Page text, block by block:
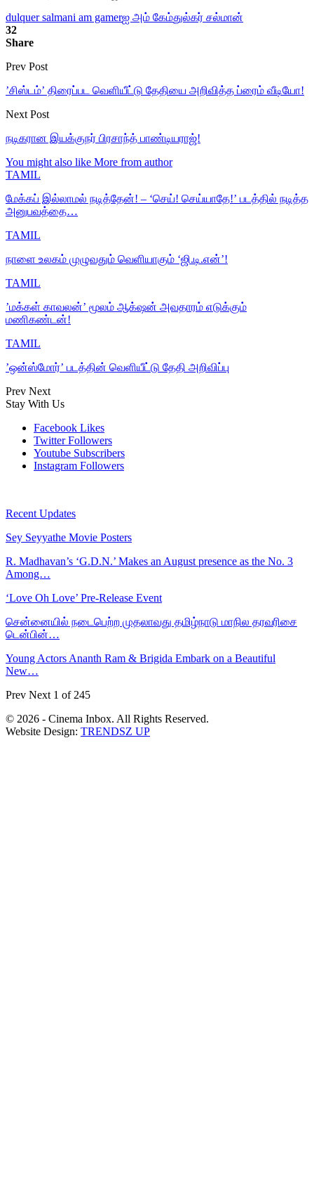
dulquer salmani am gamerஐ அம் கேம்துல்கர் சல்மான்
32
Share
Prev Post
’சிஸ்டம்’ திரைப்பட வெளியீட்டு தேதியை அறிவித்த ப்ரைம் வீடியோ!
Next Post
நடிகரான இயக்குநர் பிரசாந்த் பாண்டியராஜ்!
You might also like More from author
TAMIL
மேக்கப் இல்லாமல் நடித்தேன்! – ‘செய்! செய்யாதே!’ படத்தில் நடித்த
அனுபவத்தை…
TAMIL
நாளை உலகம் முழுவதும் வெளியாகும் ‘ஜி.டி.என்’!
TAMIL
’மக்கள் காவலன்’ மூலம் ஆக்‌ஷன் அவதாரம் எடுக்கும்
மணிகண்டன்!
TAMIL
’ஒன்ஸ்மோர்’ படத்தின் வெளியீட்டு தேதி அறிவிப்பு
Prev Next
Stay With Us
Facebook Likes
Twitter Followers
Youtube Subscribers
Instagram Followers
Recent Updates
Sey Seyyathe Movie Posters
R. Madhavan’s ‘G.D.N.’ Makes an August presence as the No. 3
Among…
‘Love Oh Love’ Pre-Release Event
சென்னையில் நடைபெற்ற முதலாவது தமிழ்நாடு மாநில தரவரிசை
டென்பின்…
Young Actors Ananth Ram & Brigida Embark on a Beautiful
New…
Prev Next 1 of 245
© 2026 - Cinema Inbox. All Rights Reserved.
Website Design: TRENDSZ UP